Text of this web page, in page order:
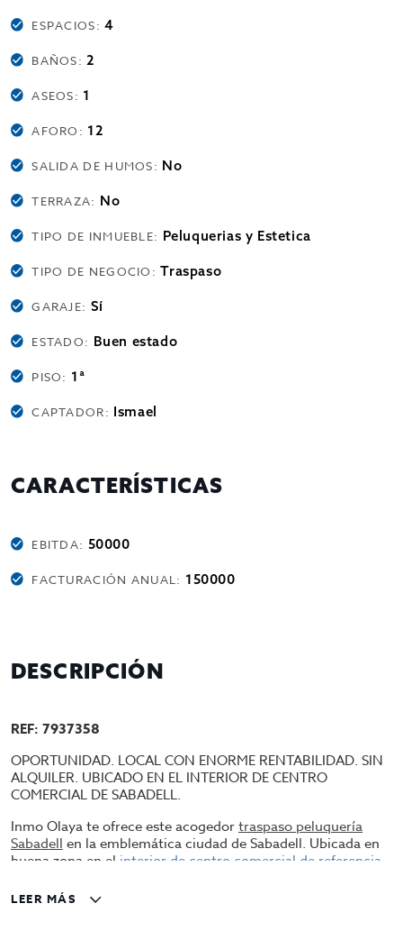
ESPACIOS:4
BAÑOS:2
ASEOS: 1
AFORO: 12
SALIDA DE HUMOS: No
TERRAZA: No
TIPO DE INMUEBLE: Peluquerias y Estetica
TIPO DE NEGOCIO:Traspaso
GARAJE: Sí
ESTADO: Buen estado
PISO: 1ª
CAPTADOR: Ismael
CARACTERÍSTICAS
EBITDA: 50000
FACTURACIÓN ANUAL: 150000
DESCRIPCIÓN
REF: 7937358
OPORTUNIDAD. LOCAL CON ENORME RENTABILIDAD. SIN
ALQUILER. UBICADO EN EL INTERIOR DE CENTRO
COMERCIAL DE SABADELL.
Inmo Olaya te ofrece este acogedortraspaso peluquería
Sabadell en la emblemática ciudad de Sabadell. Ubicada en
buena zona en el interior de centro comercial de referencia
nuestra clientela y parking propio.
LEER MÁS